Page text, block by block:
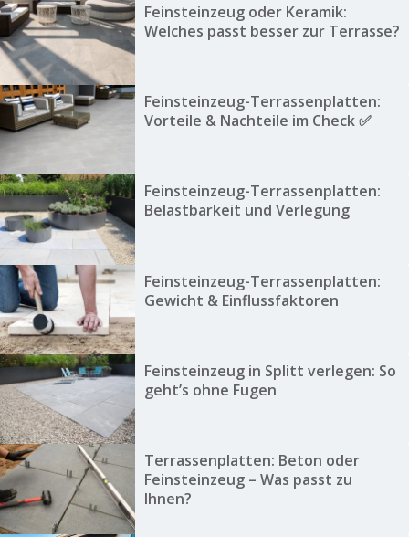
Feinsteinzeug oder Keramik:
Welches passt besser zur Terrasse?
Feinsteinzeug-Terrassenplatten:
Vorteile & Nachteile im Check ✅
Feinsteinzeug-Terrassenplatten:
Belastbarkeit und Verlegung
Feinsteinzeug-Terrassenplatten:
Gewicht & Einflussfaktoren
Feinsteinzeug in Splitt verlegen: So
geht’s ohne Fugen
Terrassenplatten: Beton oder
Feinsteinzeug – Was passt zu
Ihnen?